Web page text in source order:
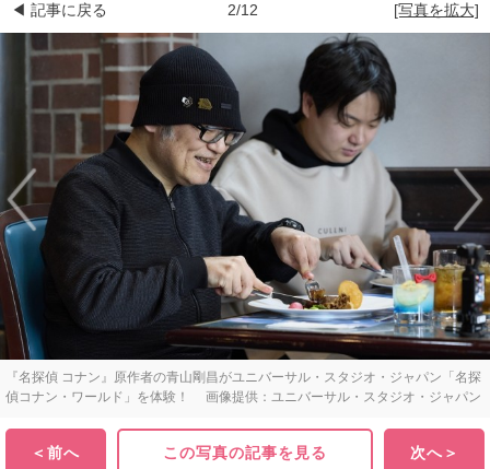
◀ 記事に戻る 2/12 [写真を拡大]
『名探偵 コナン』原作者の青山剛昌がユニバーサル・スタジオ・ジャパン「名探
偵コナン・ワールド」を体験！ 画像提供：ユニバーサル・スタジオ・ジャパン
＜前へ この写真の記事を見る 次へ＞